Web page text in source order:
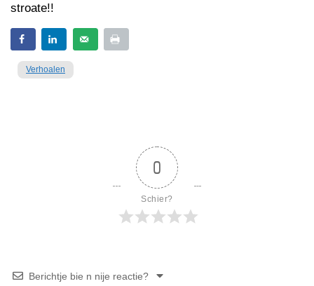
stroate!!
Verhoalen
0
Schier?
Berichtje bie n nije reactie?